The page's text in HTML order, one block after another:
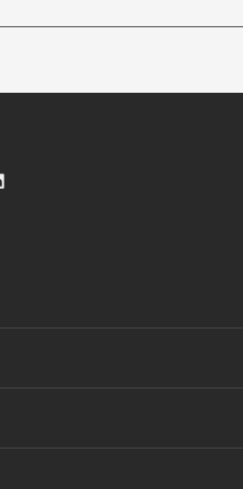
auf TikTokauf LinkedIn